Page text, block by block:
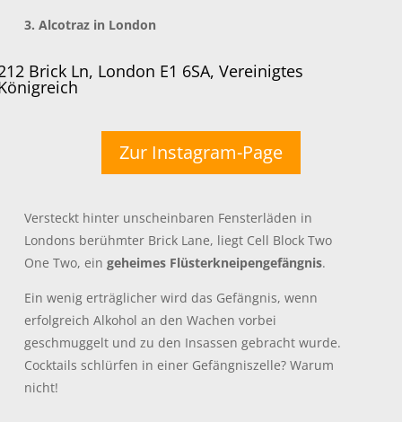
3. Alcotraz in London
Brick Ln, London E1 6SA, Vereinigtes
Zur Instagram-Page
Versteckt hinter unscheinbaren Fensterläden in
Londons berühmter Brick Lane, liegt Cell Block Two
One Two, eingeheimes Flüsterkneipengefängnis.
Ein wenig erträglicher wird das Gefängnis, wenn
erfolgreich Alkohol an den Wachen vorbei
geschmuggelt und zu den Insassen gebracht wurde.
Cocktails schlürfen in einer Gefängniszelle? Warum
nicht!